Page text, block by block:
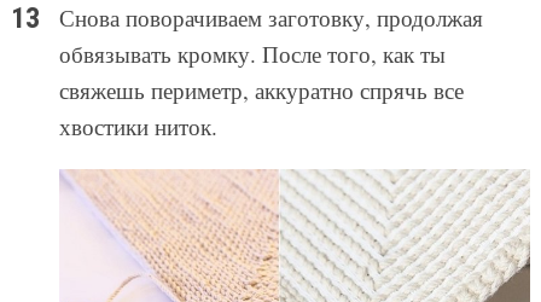
Снова поворачиваем заготовку, продолжая
обвязывать кромку. После того, как ты
свяжешь периметр, аккуратно спрячь все
хвостики ниток.